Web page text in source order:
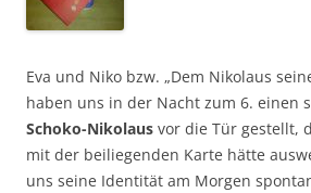
Eva und Niko bzw. „Dem Nikolaus
haben uns in der Nacht zum 6. einen
Schoko-Nikolaus vor die Tür gestellt,
mit der beiliegenden Karte hätte
uns seine Identität am Morgen